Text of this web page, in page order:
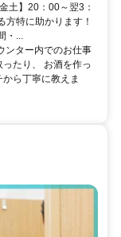
土】20：00～翌3：
方特に助かります！
・...
ンター内でのお仕事
たり、 お酒を作っ
ら丁寧に教えま